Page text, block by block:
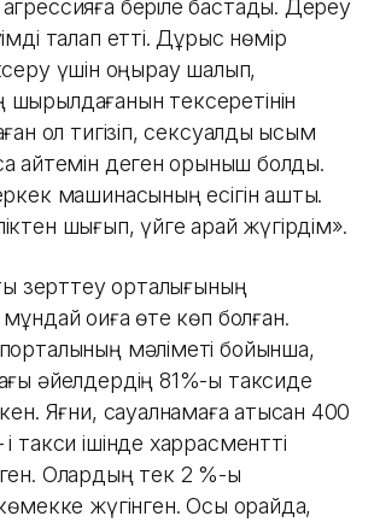
беріле бастады. Дереу
талап етті. Дұрыс нөмір
үшін қоңырау шалып,
тексеретінін
қол тигізіп, сексуалды қысым
қайтемін деген қорқыныш болды.
машинасының есігін ашты.
шығып, үйге қарай жүгірдім».
зерттеу орталығының
оқиға өте көп болған.
мәліметі бойынша,
әйелдердің 81%-ы таксиде
Яғни, сауалнамаға қатысқан 400
такси ішінде харрасментті
Олардың тек 2 %-ы
көмекке жүгінген. Осы орайда,